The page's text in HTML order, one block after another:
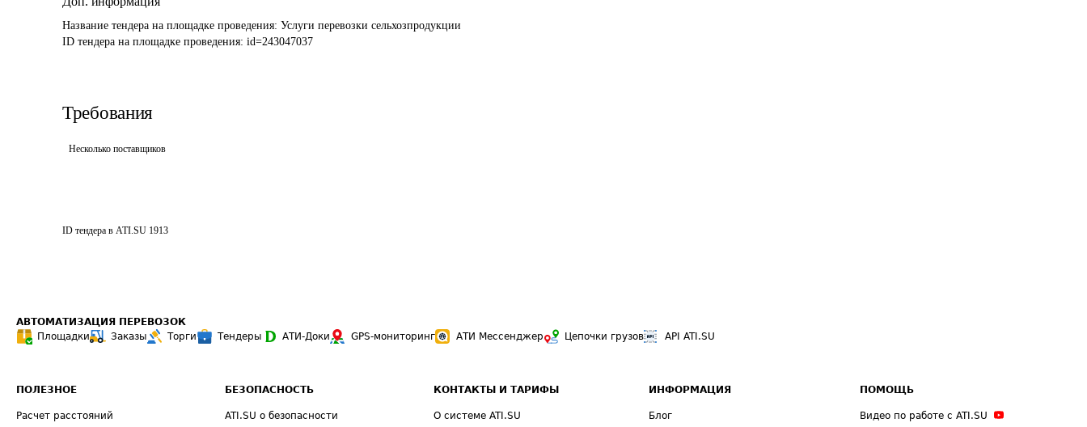
Название тендера на площадке проведения: Услуги перевозки сельхозпродукции
ID тендера на площадке проведения: id=243047037
Требования
Несколько поставщиков
ID тендера в ATI.SU 1913
АВТОМАТИЗАЦИЯ ПЕРЕВОЗОК
Площадки
Заказы Торги Тендеры АТИ-Доки GPS-мониторинг АТИ Мессенджер Цепочки грузов API ATI.SU
ПОЛЕЗНОЕ
Расчет расстояний
БЕЗОПАСНОСТЬ
ATI.SU о безопасности
КОНТАКТЫ И ТАРИФЫ
О системе ATI.SU
ИНФОРМАЦИЯ
Блог
ПОМОЩЬ
Видео по работе с ATI.SU